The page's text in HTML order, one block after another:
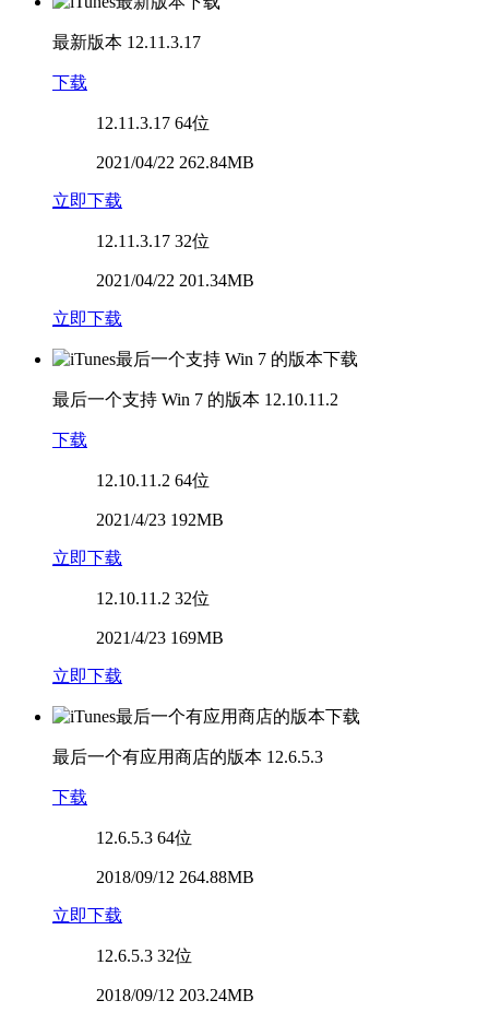
最新版本 12.11.3.17
下载
12.11.3.17 64位
2021/04/22 262.84MB
立即下载
12.11.3.17 32位
2021/04/22 201.34MB
立即下载
最后一个支持 Win 7 的版本 12.10.11.2
下载
12.10.11.2 64位
2021/4/23 192MB
立即下载
12.10.11.2 32位
2021/4/23 169MB
立即下载
最后一个有应用商店的版本 12.6.5.3
下载
12.6.5.3 64位
2018/09/12 264.88MB
立即下载
12.6.5.3 32位
2018/09/12 203.24MB